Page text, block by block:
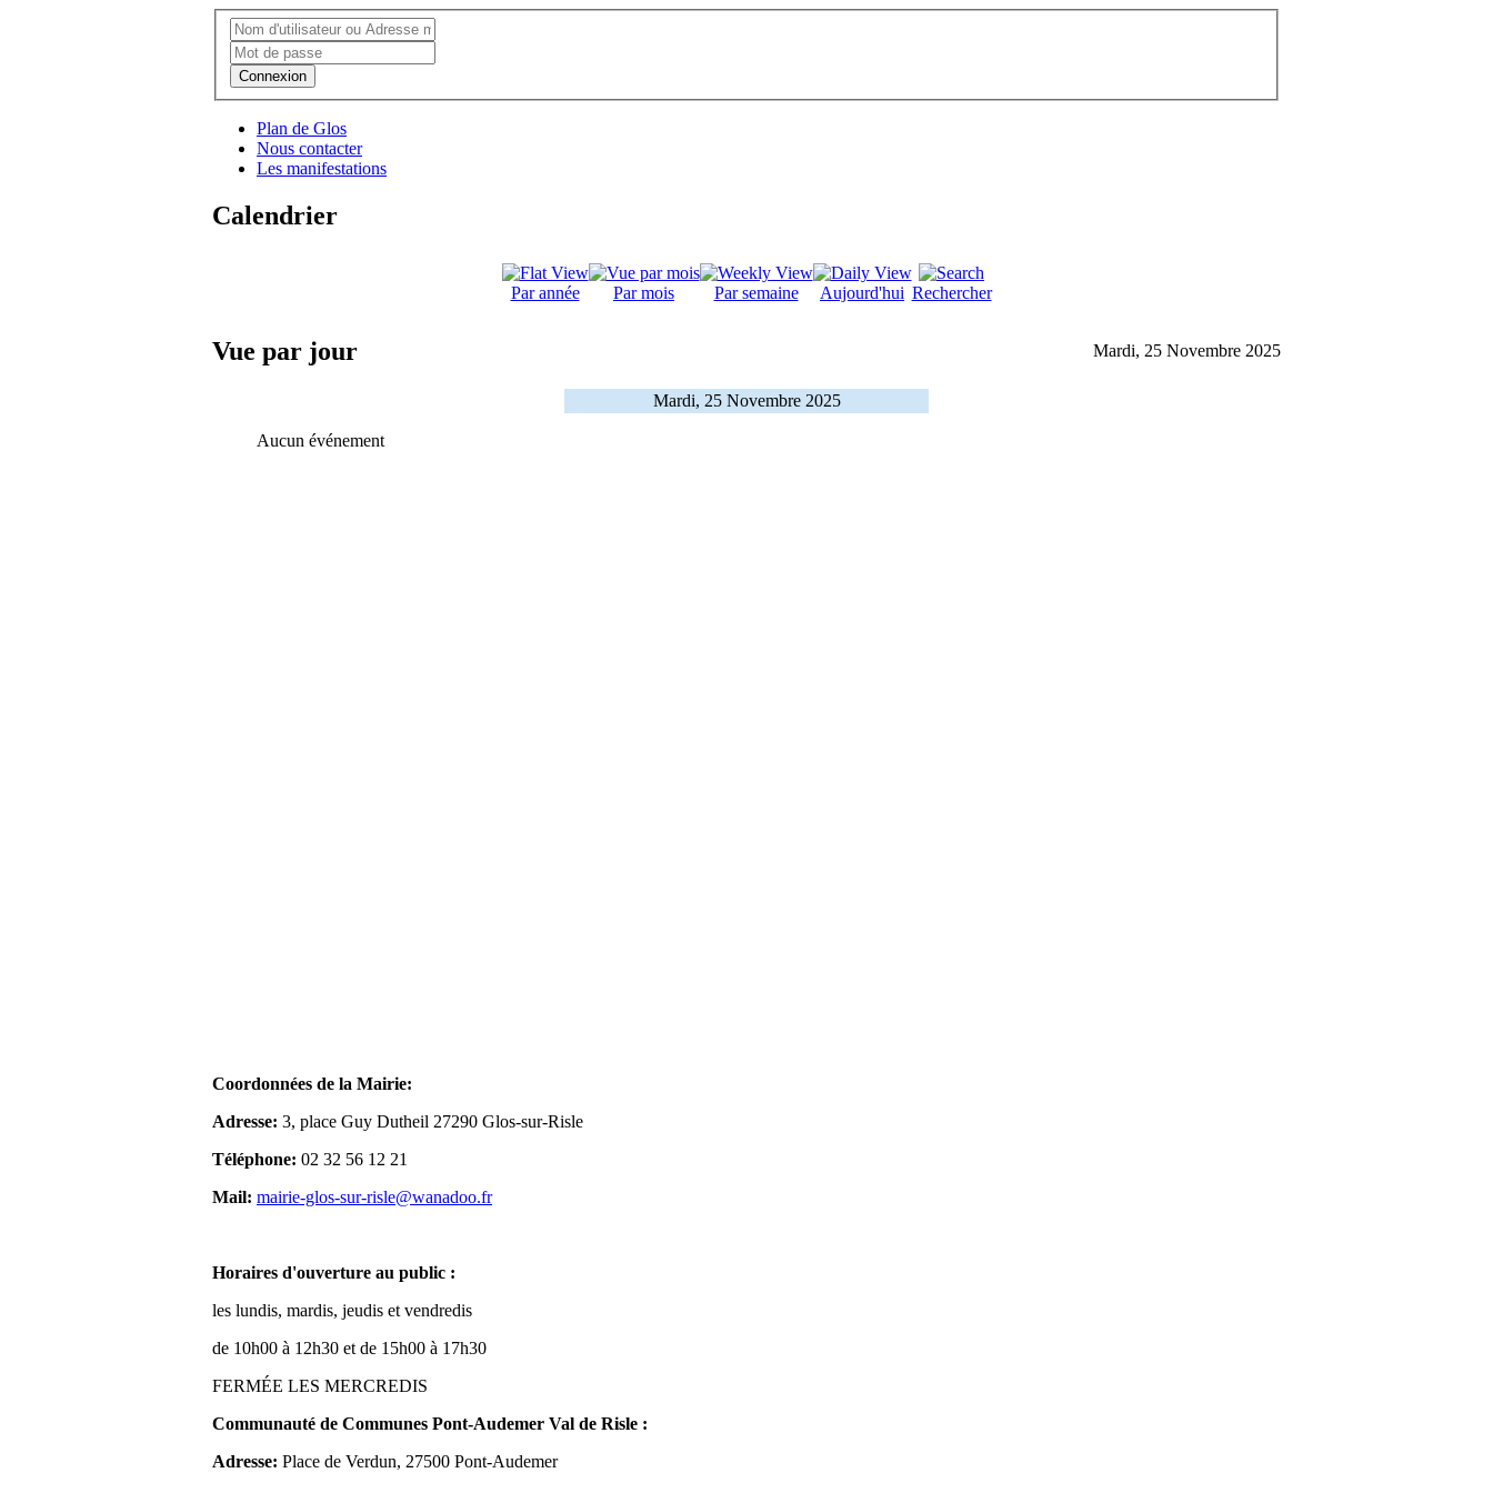
Connexion
Plan de Glos
Nous contacter
Les manifestations
Calendrier
Par année Par mois Par semaine Aujourd'hui Rechercher
Vue par jour Mardi, 25 Novembre 2025
Mardi, 25 Novembre 2025
Aucun événement
Coordonnées de la Mairie:
Adresse: 3, place Guy Dutheil 27290 Glos-sur-Risle
Téléphone: 02 32 56 12 21
Mail: mairie-glos-sur-risle@wanadoo.fr
Horaires d'ouverture au public :
les lundis, mardis, jeudis et vendredis
de 10h00 à 12h30 et de 15h00 à 17h30
FERMÉE LES MERCREDIS
Communauté de Communes Pont-Audemer Val de Risle :
Adresse: Place de Verdun, 27500 Pont-Audemer